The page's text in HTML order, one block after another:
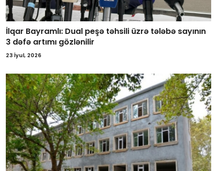
İlqar Bayramlı: Dual peşə təhsili üzrə tələbə sayının
3 dəfə artımı gözlənilir
23 İyul, 2026